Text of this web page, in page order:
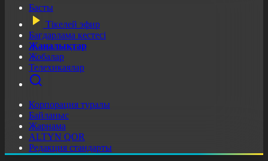
Басты
Тікелей эфир
Бағдарлама кестесі
Жаңалықтар
Жобалар
Телехикаялар
Корпорация туралы
Байланыс
Жарнама
ALTYN QOR
Редакция стандарты